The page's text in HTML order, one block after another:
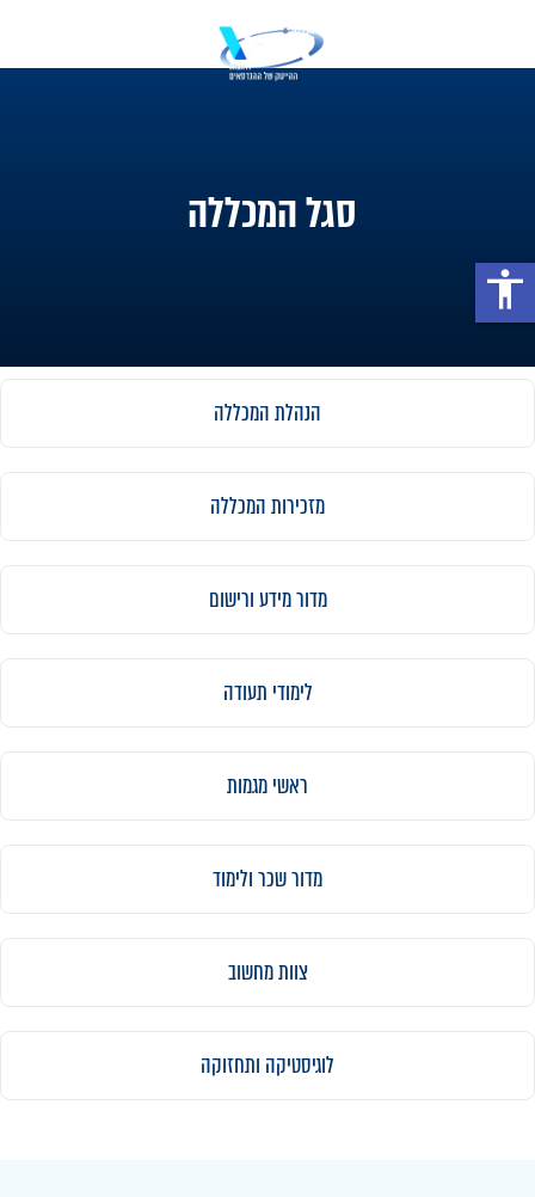
סגל המכללה
הנהלת המכללה
מזכירות המכללה
מדור מידע ורישום
לימודי תעודה
ראשי מגמות
מדור שכר ולימוד
צוות מחשוב
לוגיסטיקה ותחזוקה
accessibility